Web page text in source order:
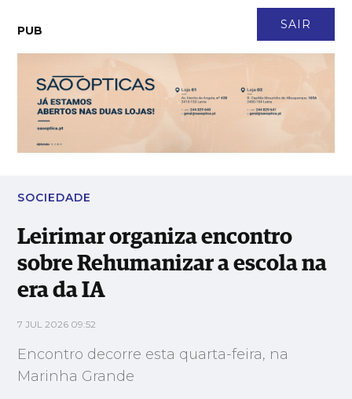
SAIR
PUB
Leirimar organiza encontro sobre Rehumanizar a escola na era
da IA
SOCIEDADE
Leirimar organiza encontro
sobre Rehumanizar a escola na
era da IA
7 JUL 2026 09:52
Encontro decorre esta quarta-feira, na
Marinha Grande